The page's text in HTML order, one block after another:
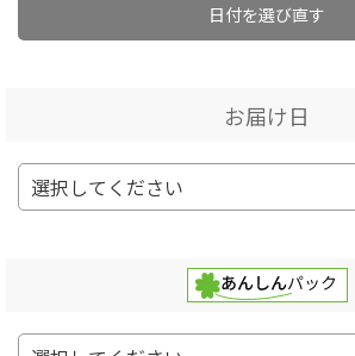
日付を選び直す
お届け日